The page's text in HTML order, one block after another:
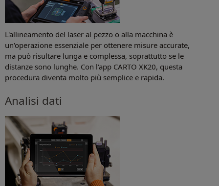
L'allineamento del laser al pezzo o alla macchina è
un'operazione essenziale per ottenere misure accurate,
ma può risultare lunga e complessa, soprattutto se le
distanze sono lunghe. Con l'app CARTO XK20, questa
procedura diventa molto più semplice e rapida.
Analisi dati